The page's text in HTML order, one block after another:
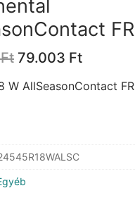
FR
Ft Original
was:
79.003 FtCurrent
is:
W AllSeasonContact FR